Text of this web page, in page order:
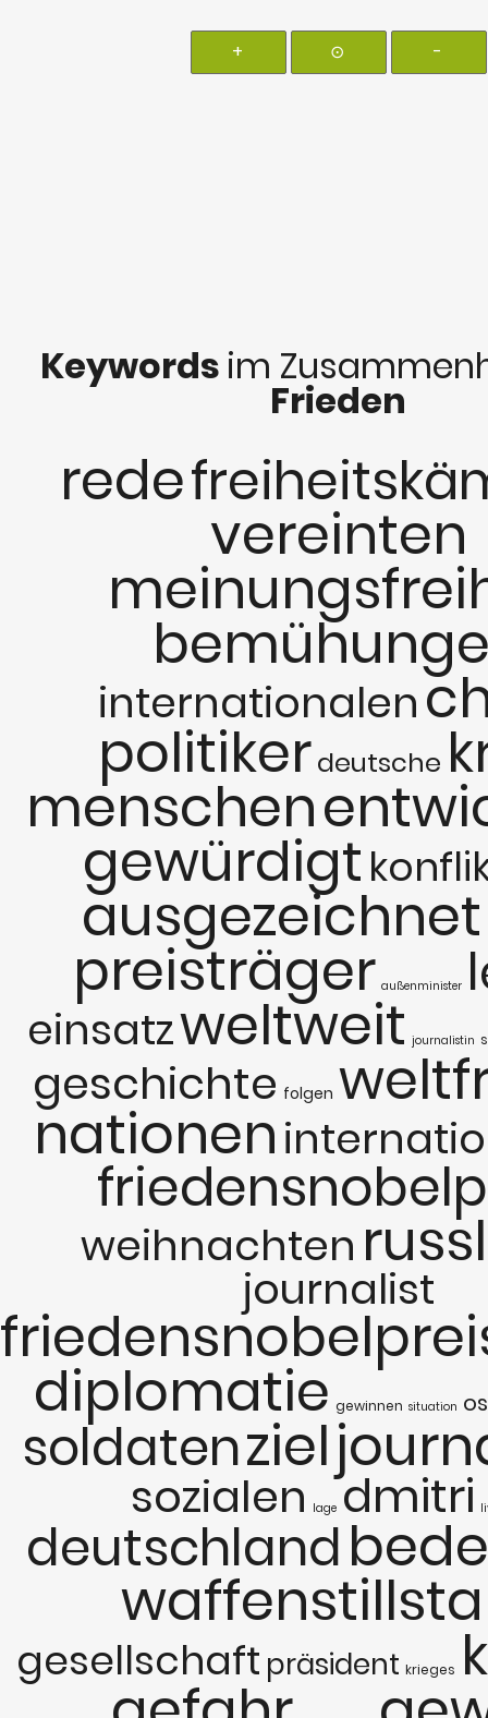
+ ⊙ -
Keywords im
Frieden
rede
vereinten
internationalen
politikerdeutsche
menschen
gewürdigt
ausgezeichnet
preisträger außenminister
einsatzweltweit journalistin
geschichte folgen
nationen
weihnachten
journalist
diplomatie gewinnen situation
soldatenziel
sozialen lage dmitri
deutschland
gesellschaft präsident krieges